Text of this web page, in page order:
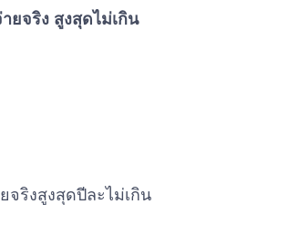
ยจริง สูงสุดไม่เกิน
จริงสูงสุดปีละไม่เกิน